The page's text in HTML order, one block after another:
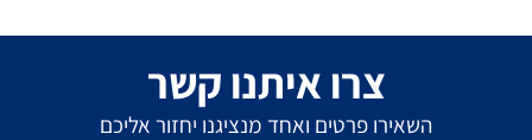
צרו איתנו קשר
השאירו פרטים ואחד מנציגנו יחזור אליכם